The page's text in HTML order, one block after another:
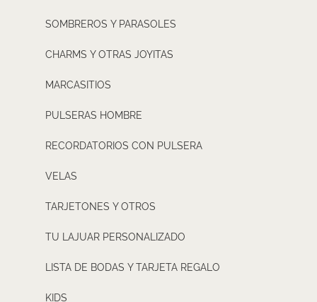
SOMBREROS Y PARASOLES
CHARMS Y OTRAS JOYITAS
MARCASITIOS
PULSERAS HOMBRE
RECORDATORIOS CON PULSERA
VELAS
TARJETONES Y OTROS
TU LAJUAR PERSONALIZADO
LISTA DE BODAS Y TARJETA REGALO
KIDS